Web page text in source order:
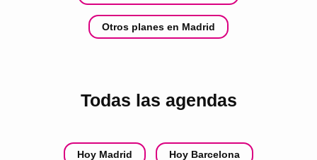
Otros planes en Madrid
Todas las agendas
Hoy Madrid Hoy Barcelona